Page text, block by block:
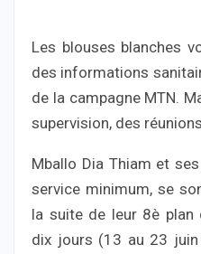
Les blouses blanches
des informations
de la campagne MTN.
supervision, des
Mballo Dia Thiam et
service minimum, se
la suite de leur 8è plan
dix jours (13 au 23